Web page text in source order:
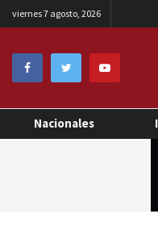
viernes 7 agosto, 2026
Nacionales